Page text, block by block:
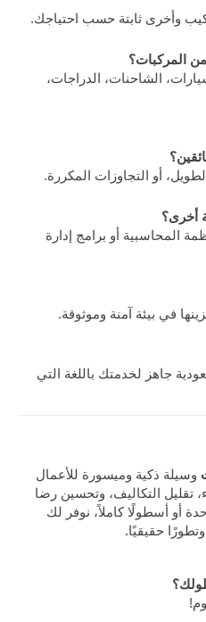
وأخرى ثابتة حسب احتياجك.
المركبات؟
الشاحنات، الدراجات،
أو التجاوزات المكررة.
أخرى؟
المحاسبية أو برامج إدارة
في بيئة آمنة وموثوقة.
جاهز لخدمتك باللغة التي
وسيلة ذكية وميسورة للأعمال
تقليل التكاليف، وتحسين رضا
أو أسطولًا كاملاً، نوفر لك
حقيقيًا.